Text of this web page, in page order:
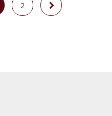
2